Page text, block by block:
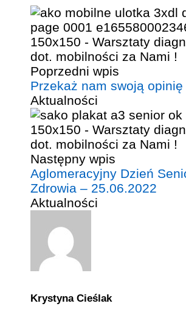
Poprzedni wpis
Przekaż nam swoją opinię
Aktualności
Następny wpis
Aglomeracyjny Dzień
Zdrowia – 25.06.2022
Aktualności
Krystyna Cieślak